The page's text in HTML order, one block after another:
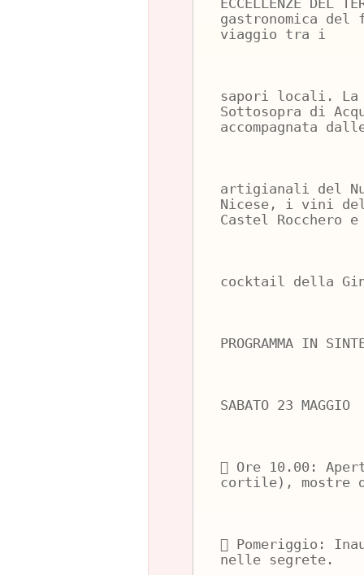
ECCELLENZE DEL
gastronomica
viaggio tra i
sapori locali. La
Sottosopra di
accompagnata
artigianali del
Nicese, i vini
Castel Rocchero
cocktail della
PROGRAMMA IN
SABATO 23 MAGGIO
 Ore 10.00:
cortile), mostre
 Pomeriggio:
nelle segrete.